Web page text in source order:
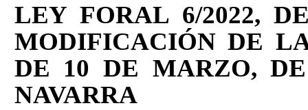
LEY FORAL 6/2022,
MODIFICACIÓN DE
DE 10 DE MARZO,
NAVARRA